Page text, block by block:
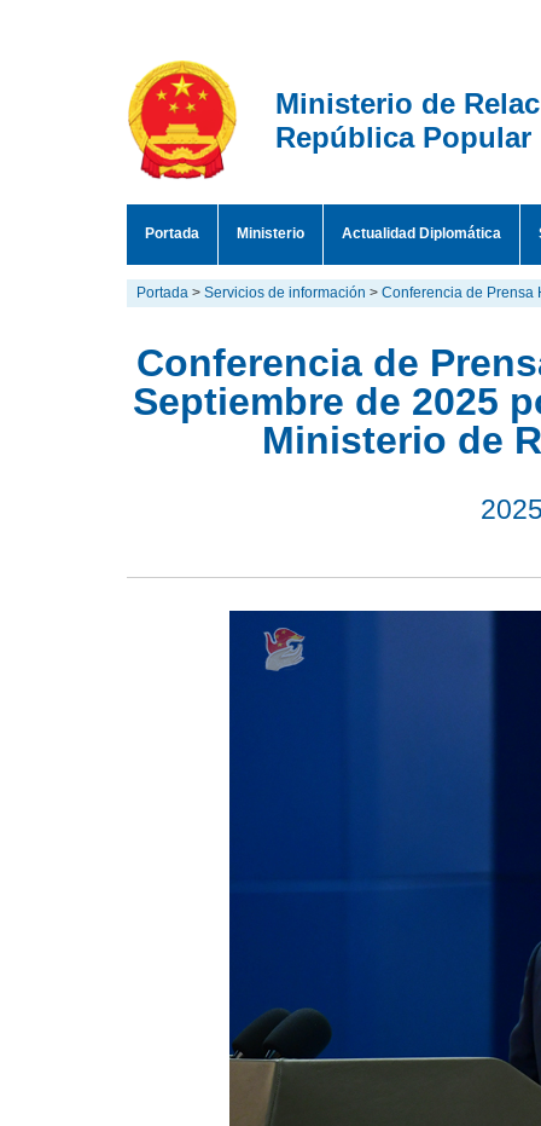
Ministerio de
República Popular
Portada Ministerio Actualidad Diplomática
Portada > Servicios de información > Conferencia de Prensa
Conferencia de
Septiembre de 2025
Ministerio de